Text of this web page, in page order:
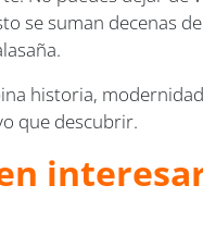
se suman decenas
historia,
que descubrir.